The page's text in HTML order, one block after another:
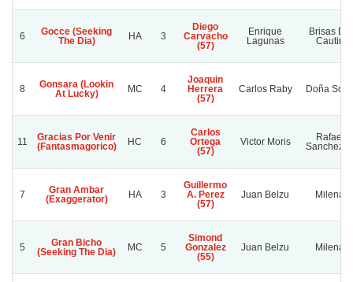
6
Gocce (Seeking
The Dia)
HA 3
Diego
Carvacho
(57)
Enrique
Lagunas
Brisas De
Cautin
8
Gonsara (Lookin
At Lucky)
MC 4
Joaquin
Herrera
(57)
Carlos Raby Doña Sofia
11
Gracias Por Venir
(Fantasmagorico)
HC 6
Carlos
Ortega
(57)
Victor Moris
Rafael
Sanchez A.
7
Gran Ambar
(Exaggerator)
HA 3
Guillermo
A. Perez
(57)
Juan Belzu Milena
5
Gran Bicho
(Seeking The Dia)
MC 5
Simond
Gonzalez
(55)
Juan Belzu Milena